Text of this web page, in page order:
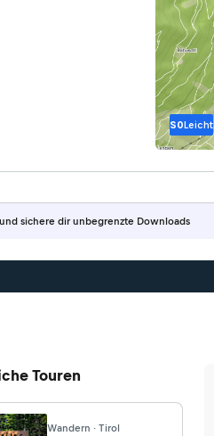
S0Leicht
sichere dir unbegrenzte Downloads
Touren
Wandern · Tirol